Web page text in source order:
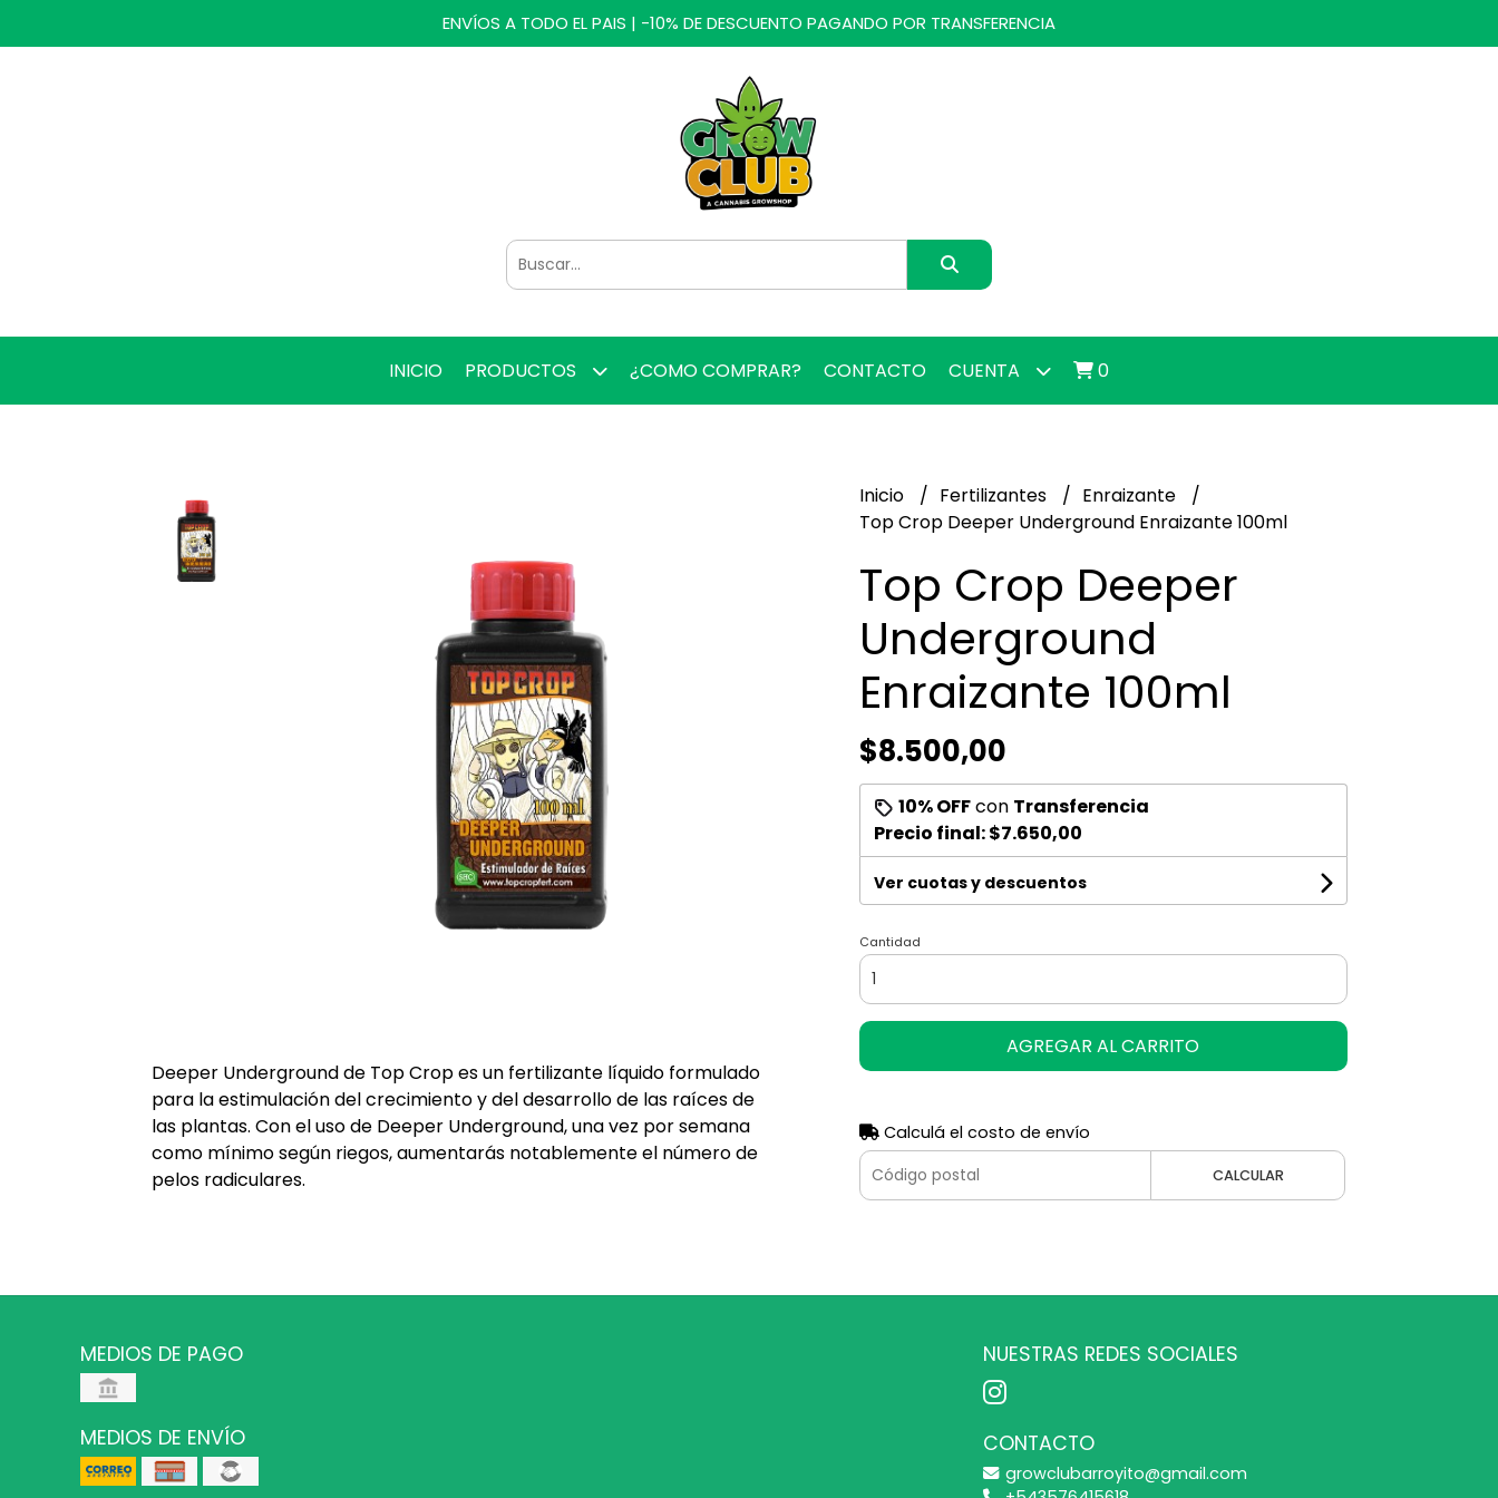
ENVÍOS A TODO EL PAIS | -10% DE DESCUENTO PAGANDO POR TRANSFERENCIA
INICIO PRODUCTOS ¿COMO COMPRAR? CONTACTO CUENTA 0
Deeper Underground de Top Crop es un fertilizante líquido formulado
para la estimulación del crecimiento y del desarrollo de las raíces de
las plantas. Con el uso de Deeper Underground, una vez por semana
como mínimo según riegos, aumentarás notablemente el número de
pelos radiculares.
Inicio Fertilizantes
Enraizante
Top Crop Deeper Underground Enraizante 100ml
Top Crop Deeper
Underground
Enraizante 100ml
$8.500,00
10% OFFcon Transferencia
Precio final:$7.650,00
Ver cuotas y descuentos
Cantidad
AGREGAR AL CARRITO
Calculá el costo de envío
CALCULAR
MEDIOS DE PAGO
MEDIOS DE ENVÍO
NUESTRAS REDES SOCIALES
CONTACTO
growclubarroyito@gmail.com